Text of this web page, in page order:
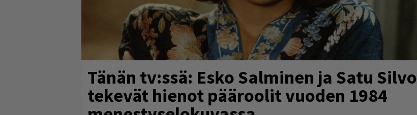
Tänän tv:ssä: Esko Salminen ja Satu Silvo
tekevät hienot pääroolit vuoden 1984